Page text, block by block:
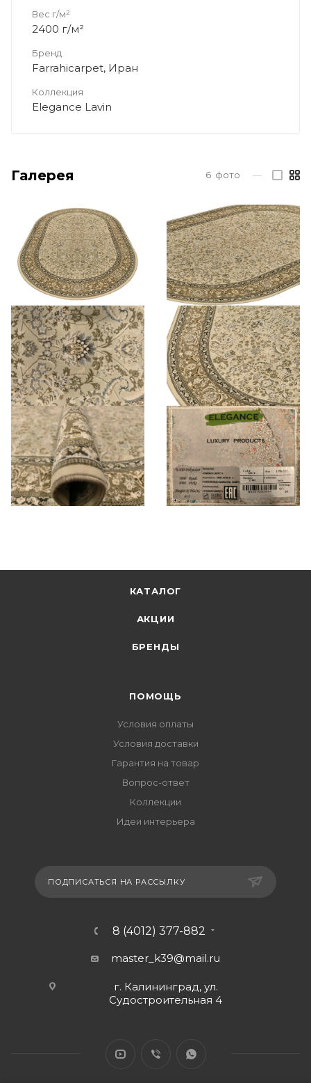
Вес г/м²
2400 г/м²
Бренд
Farrahicarpet, Иран
Коллекция
Elegance Lavin
Галерея 6 фото —
КАТАЛОГ
АКЦИИ
БРЕНДЫ
ПОМОЩЬ
Условия оплаты
Условия доставки
Гарантия на товар
Вопрос-ответ
Коллекции
Идеи интерьера
ПОДПИСАТЬСЯ НА РАССЫЛКУ
8 (4012) 377-882
master_k39@mail.ru
г. Калининград, ул.
Судостроительная 4